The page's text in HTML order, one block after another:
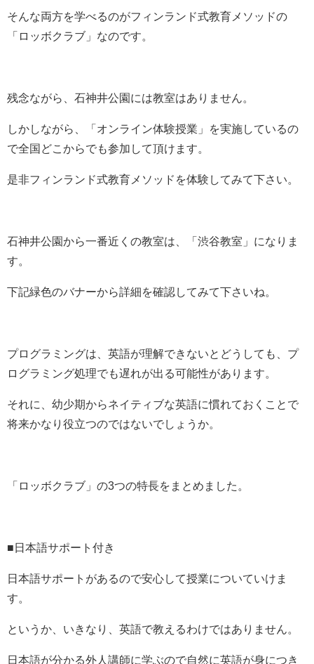
そんな両方を学べるのがフィンランド式教育メソッドの
「ロッボクラブ」なのです。
残念ながら、石神井公園には教室はありません。
しかしながら、「オンライン体験授業」を実施しているの
で全国どこからでも参加して頂けます。
是非フィンランド式教育メソッドを体験してみて下さい。
石神井公園から一番近くの教室は、「渋谷教室」になりま
す。
下記緑色のバナーから詳細を確認してみて下さいね。
プログラミングは、英語が理解できないとどうしても、プ
ログラミング処理でも遅れが出る可能性があります。
それに、幼少期からネイティブな英語に慣れておくことで
将来かなり役立つのではないでしょうか。
「ロッボクラブ」の3つの特長をまとめました。
■日本語サポート付き
日本語サポートがあるので安心して授業についていけま
す。
というか、いきなり、英語で教えるわけではありません。
日本語が分かる外人講師に学ぶので自然に英語が身につき